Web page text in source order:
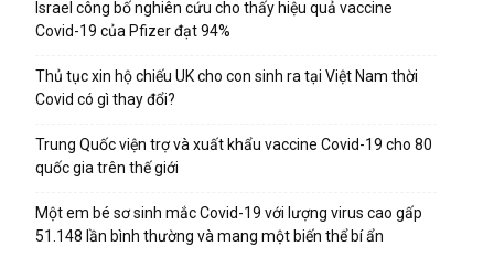
Israel công bố nghiên cứu cho thấy hiệu quả vaccine
Covid-19 của Pfizer đạt 94%
Thủ tục xin hộ chiếu UK cho con sinh ra tại Việt Nam thời
Covid có gì thay đổi?
Trung Quốc viện trợ và xuất khẩu vaccine Covid-19 cho 80
quốc gia trên thế giới
Một em bé sơ sinh mắc Covid-19 với lượng virus cao gấp
51.148 lần bình thường và mang một biến thể bí ẩn